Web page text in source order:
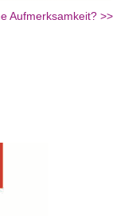
Aufmerksamkeit? >>